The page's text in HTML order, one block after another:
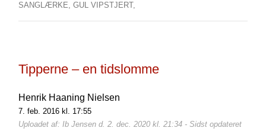
SANGLÆRKE, GUL VIPSTJERT,
Tipperne – en tidslomme
Henrik Haaning Nielsen
7. feb. 2016 kl. 17:55
Uploadet af: Ib Jensen d. 2. dec. 2020 kl. 21:34 - Sidst opdateret